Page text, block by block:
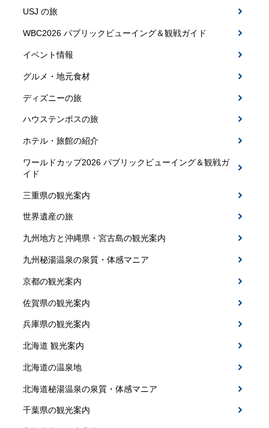
USJ の旅
WBC2026 パブリックビューイング＆観戦ガイド
イベント情報
グルメ・地元食材
ディズニーの旅
ハウステンボスの旅
ホテル・旅館の紹介
ワールドカップ2026 パブリックビューイング＆観戦ガ
イド
三重県の観光案内
世界遺産の旅
九州地方と沖縄県・宮古島の観光案内
九州秘湯温泉の泉質・体感マニア
京都の観光案内
佐賀県の観光案内
兵庫県の観光案内
北海道 観光案内
北海道の温泉地
北海道秘湯温泉の泉質・体感マニア
千葉県の観光案内